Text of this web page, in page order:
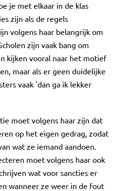
je met elkaar in de klas
zijn als de regels
volgens haar belangrijk om
zijn vaak bang om
kijken vooral naar het motief
maar als er geen duidelijke
vaak 'dan ga ik lekker
moet volgens haar zijn dat
op het eigen gedrag, zodat
wat ze iemand aandoen.
moet volgens haar ook
wat voor sancties er
wanneer ze weer in de fout